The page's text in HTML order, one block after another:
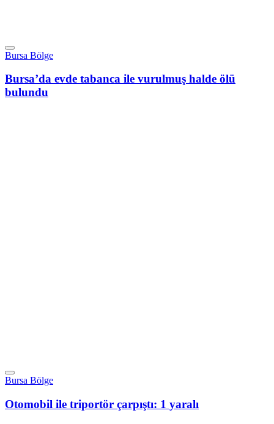
Bursa Bölge
Bursa’da evde tabanca ile vurulmuş halde ölü
bulundu
Bursa Bölge
Otomobil ile triportör çarpıştı: 1 yaralı